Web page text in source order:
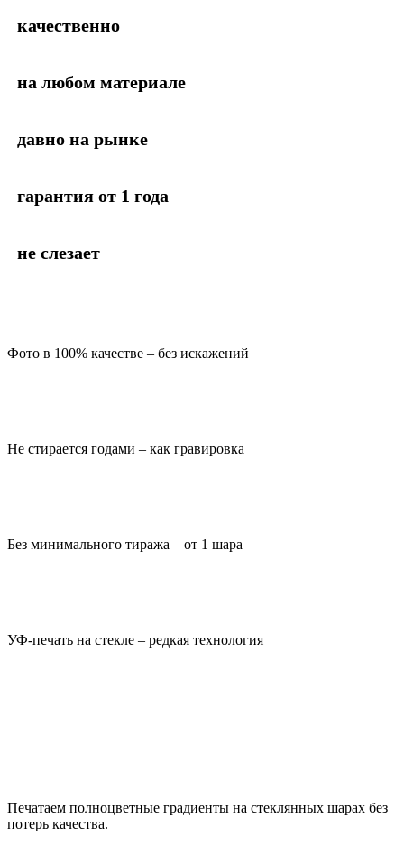
качественно
на любом материале
давно на рынке
гарантия от 1 года
не слезает
Фото в 100% качестве – без искажений
Не стирается годами – как гравировка
Без минимального тиража – от 1 шара
УФ-печать на стекле – редкая технология
Печатаем полноцветные градиенты на стеклянных шарах без
потерь качества.